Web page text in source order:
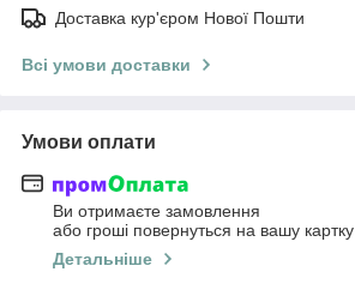
Доставка кур'єром Нової Пошти
Всі умови доставки
Умови оплати
Ви отримаєте замовлення
або гроші повернуться на вашу картку
Детальніше